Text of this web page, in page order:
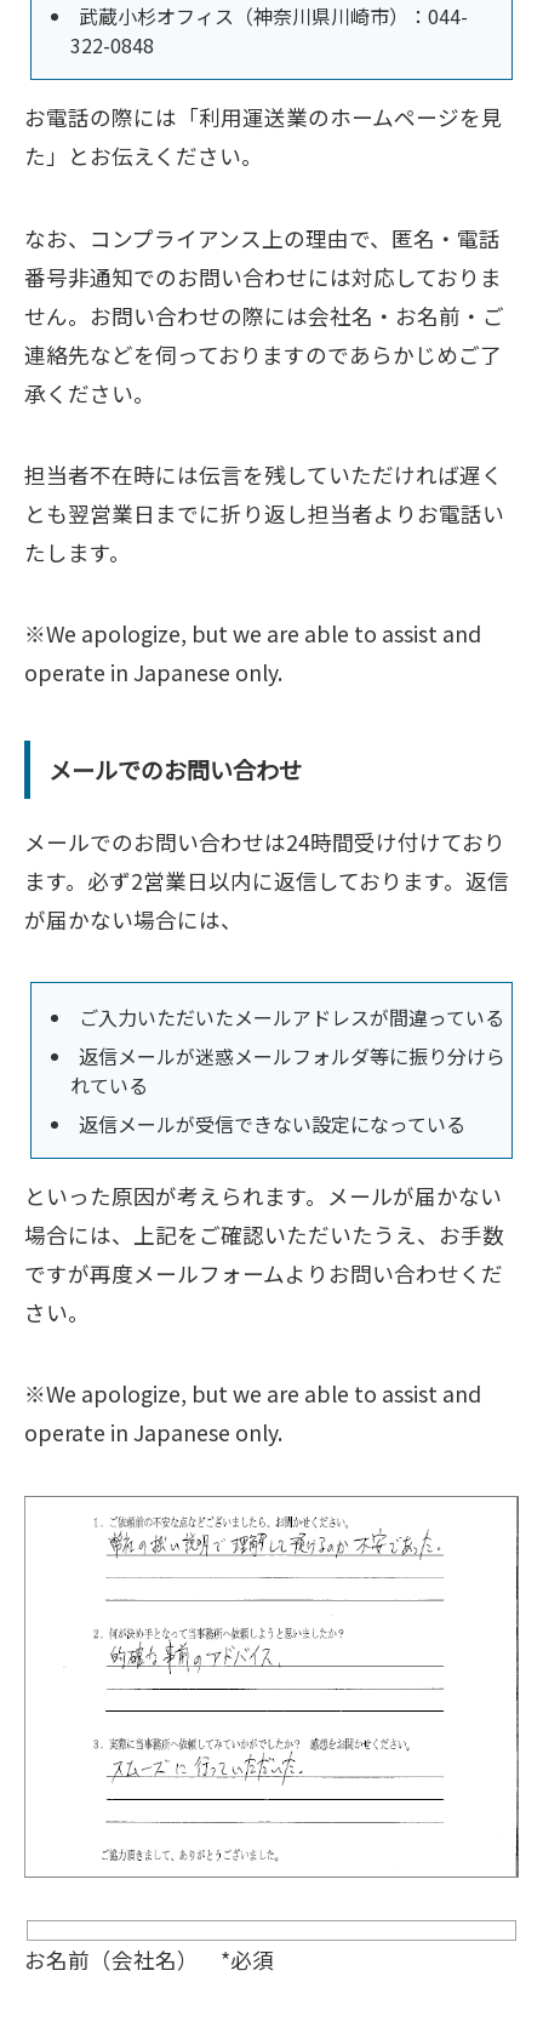
武蔵小杉オフィス（神奈川県川崎市）：044-
322-0848
お電話の際には「利用運送業のホームページを見
た」とお伝えください。
なお、コンプライアンス上の理由で、匿名・電話
番号非通知でのお問い合わせには対応しておりま
せん。お問い合わせの際には会社名・お名前・ご
連絡先などを伺っておりますのであらかじめご了
承ください。
担当者不在時には伝言を残していただければ遅く
とも翌営業日までに折り返し担当者よりお電話い
たします。
※We apologize, but we are able to assist and
operate in Japanese only.
メールでのお問い合わせ
メールでのお問い合わせは24時間受け付けており
ます。必ず2営業日以内に返信しております。返信
が届かない場合には、
ご入力いただいたメールアドレスが間違っている
返信メールが迷惑メールフォルダ等に振り分けら
れている
返信メールが受信できない設定になっている
といった原因が考えられます。メールが届かない
場合には、上記をご確認いただいたうえ、お手数
ですが再度メールフォームよりお問い合わせくだ
さい。
※We apologize, but we are able to assist and
operate in Japanese only.
お名前（会社名） *必須